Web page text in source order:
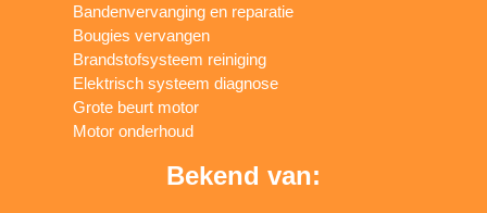
Bandenvervanging en reparatie
Bougies vervangen
Brandstofsysteem reiniging
Elektrisch systeem diagnose
Grote beurt motor
Motor onderhoud
Bekend van: